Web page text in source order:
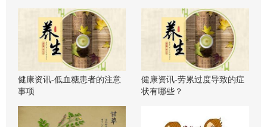
健康资讯-低血糖患者的注意
事项
健康资讯-劳累过度导致的症
状有哪些？